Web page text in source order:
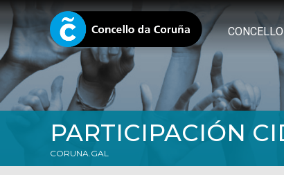
CONCELLO
PARTICIPACIÓN
CORUNA.GAL